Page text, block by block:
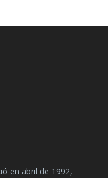
en abril de 1992,